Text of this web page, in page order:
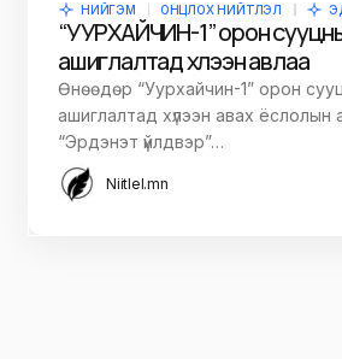
НИЙГЭМ ОНЦЛОХ НИЙТЛЭЛ
“УУРХАЙЧИН-1” орон
ашиглалтад хүлээн авлаа
Өнөөдөр “Уурхайчин-1” орон
ашиглалтад хүлээн авах ёслолын
“Эрдэнэт үйлдвэр”…
Niitlel.mn